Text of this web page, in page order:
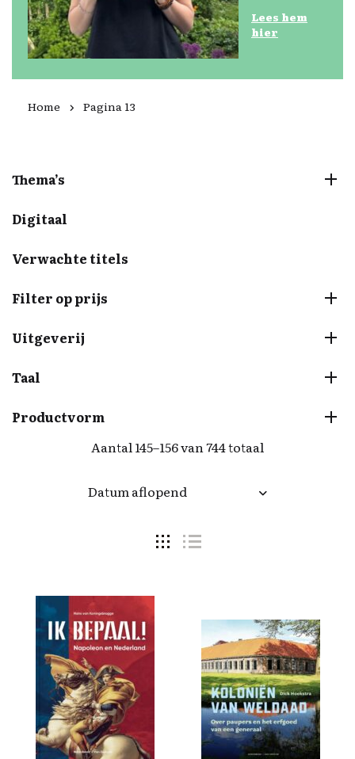
Lees hem
hier
Home Pagina 13
Aantal 145–156 van 744 totaal
Datum aflopend
Thema’s
Digitaal
Verwachte titels
Filter op prijs
Uitgeverij
Taal
Productvorm